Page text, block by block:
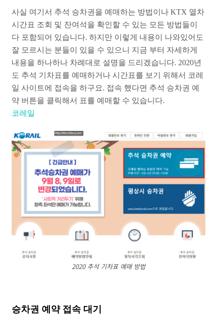
사실 여기서 추석 승차권을 예매하는 방법이나 KTX 열차
시간표 조회 및 잔여석을 확인할 수 있는 모든 방법들이
다 포함되어 있습니다. 하지만 이렇게 내용이 나와있어도
잘 모르시는 분들이 있을 수 있으니 지금 부터 자세하게
내용을 하나하나 차례대로 설명을 드리겠습니다. 2020년
도 추석 기차표를 예매하거나 시간표를 보기 위해서 코레
일 사이트에 접속을 하구요. 접속 했다면 추석 승차권 예
약 버튼을 클릭해서 표를 예매할 수 있습니다.
코레일
2020 추석 기차표 예매 방법
승차권 예약 접속 대기